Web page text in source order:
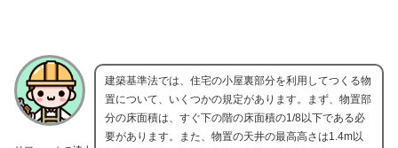
建築基準法では、住宅の小屋裏部分を利用してつくる物
置について、いくつかの規定があります。まず、物置部
分の床面積は、すぐ下の階の床面積の1/8以下である必
要があります。また、物置の天井の最高高さは1.4m以